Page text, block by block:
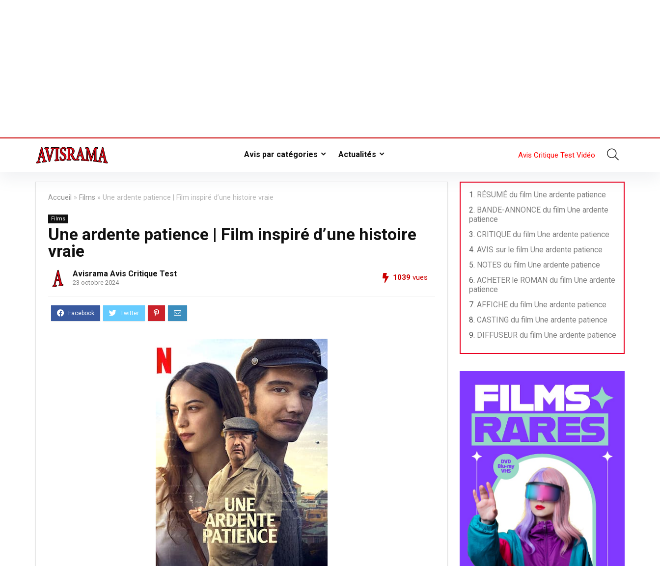
Avis par catégories Actualités Avis Critique Test Vidéo
Accueil » Films » Une ardente patience | Film inspiré d’une histoire vraie
Films
Une ardente patience | Film inspiré d’une histoire
vraie
Avisrama Avis Critique Test
23 octobre 2024
1039 vues
RÉSUMÉ du film Une ardente patience
BANDE-ANNONCE du film Une ardente
patience
CRITIQUE du film Une ardente patience
AVIS sur le film Une ardente patience
NOTES du film Une ardente patience
ACHETER le ROMAN du film Une ardente
patience
AFFICHE du film Une ardente patience
CASTING du film Une ardente patience
DIFFUSEUR du film Une ardente patience